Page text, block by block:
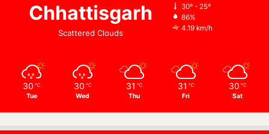
Chhattisgarh
Scattered Clouds
30º - 25º
86%
4.19 km/h
30 ℃
Tue
30 ℃
Wed
31 ℃
Thu
31 ℃
Fri
30 ℃
Sat